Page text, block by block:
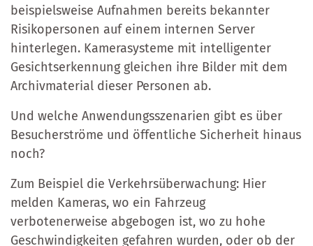
beispielsweise Aufnahmen bereits bekannter
Risikopersonen auf einem internen Server
hinterlegen. Kamerasysteme mit intelligenter
Gesichtserkennung gleichen ihre Bilder mit dem
Archivmaterial dieser Personen ab.
Und welche Anwendungsszenarien gibt es über
Besucherströme und öffentliche Sicherheit hinaus
noch?
Zum Beispiel die Verkehrsüberwachung: Hier
melden Kameras, wo ein Fahrzeug
verbotenerweise abgebogen ist, wo zu hohe
Geschwindigkeiten gefahren wurden, oder ob der